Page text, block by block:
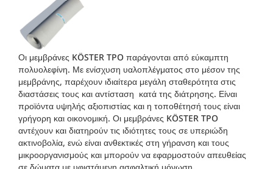
Οι μεμβράνες KÖSTER TPO παράγονται από εύκαμπτη
πολυολεφίνη. Με ενίσχυση υαλοπλέγματος στο μέσον της
μεμβράνης, παρέχουν ιδιαίτερα μεγάλη σταθερότητα στις
διαστάσεις τους και αντίσταση κατά της διάτρησης. Είναι
προϊόντα υψηλής αξιοπιστίας και η τοποθέτησή τους είναι
γρήγορη και οικονομική. Οι μεμβράνες KÖSTER TPO
αντέχουν και διατηρούν τις ιδιότητες τους σε υπεριώδη
ακτινοβολία, ενώ είναι ανθεκτικές στη γήρανση και τους
μικροοργανισμούς και μπορούν να εφαρμοστούν απευθείας